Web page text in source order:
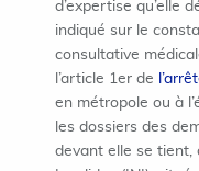
d’expertise qu’elle
indiqué sur le
consultative
l’article 1er de
en métropole ou à
les dossiers des
devant elle se tient,